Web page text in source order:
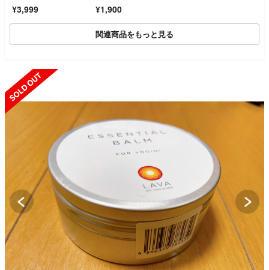
¥3,999 ¥1,900
関連商品をもっと見る
SOLD OUT